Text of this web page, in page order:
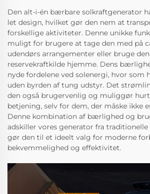
Den alt-i-én bærbare solkraftgenerator
let design, hvilket gør den nem at
forskellige aktiviteter. Denne unikke
muligt for brugere at tage den med på
udendørs arrangementer eller bruge
reservekraftkilde hjemme. Dens
nyde fordelene ved solenergi, hvor som
uden byrden af tung udstyr. Det
den også brugervenlig og muliggør
betjening, selv for dem, der måske ikke
Denne kombination af bærlighed og
adskiller vores generator fra
gør den til et ideelt valg for moderne
bekvemmelighed og effektivitet.